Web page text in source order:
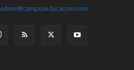
admin@campuseducacion.com